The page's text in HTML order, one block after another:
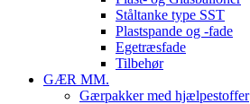
Ståltanke type SST
Plastspande og -fade
Egetræsfade
Tilbehør
GÆR MM.
Gærpakker med hjælpestoffer